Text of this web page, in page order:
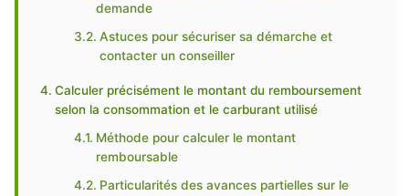
demande
Astuces pour sécuriser sa démarche et
contacter un conseiller
Calculer précisément le montant du remboursement
selon la consommation et le carburant utilisé
Méthode pour calculer le montant
remboursable
Particularités des avances partielles sur le